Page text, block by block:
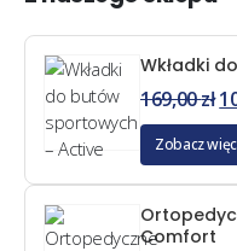
Wkładki
169,00zł
Zobacz
Comfort